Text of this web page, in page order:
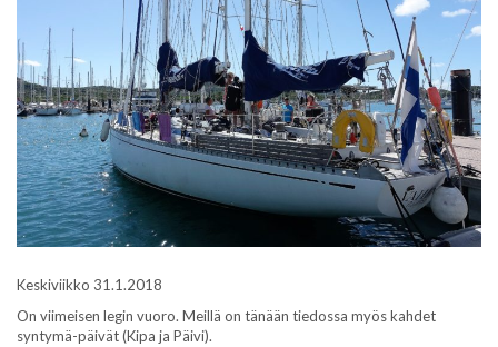
Keskiviikko 31.1.2018
On viimeisen legin vuoro. Meillä on tänään tiedossa myös kahdet
syntymä-päivät (Kipa ja Päivi).